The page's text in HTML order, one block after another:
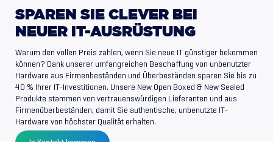
SPAREN SIE CLEVER BEI
NEUER IT-AUSRÜSTUNG
Warum den vollen Preis zahlen, wenn Sie neue IT günstiger bekommen
können? Dank unserer umfangreichen Beschaffung von unbenutzter
Hardware aus Firmenbeständen und Überbeständen sparen Sie bis zu
40 % Ihrer IT-Investitionen. Unsere New Open Boxed & New Sealed
Produkte stammen von vertrauenswürdigen Lieferanten und aus
Firmenüberbeständen, damit Sie authentische, unbenutzte IT-
Hardware von höchster Qualität erhalten.